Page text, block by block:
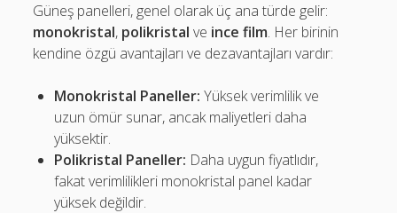
Güneş panelleri, genel olarak üç ana türde gelir:
monokristal, polikristal ve ince film. Her birinin
kendine özgü avantajları ve dezavantajları vardır:
Monokristal Paneller: Yüksek verimlilik ve
uzun ömür sunar, ancak maliyetleri daha
yüksektir.
Polikristal Paneller: Daha uygun fiyatlıdır,
fakat verimlilikleri monokristal panel kadar
yüksek değildir.